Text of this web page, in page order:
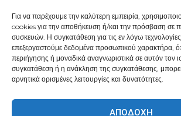
Για να παρέχουμε την καλύτερη εμπειρία,
cookies για την αποθήκευση ή/και την πρόσβαση σε
συσκευών. Η συγκατάθεση για τις εν λόγω
επεξεργαστούμε δεδομένα προσωπικού χαρακτήρα,
περιήγησης ή μοναδικά αναγνωριστικά σε αυτόν τον
συγκατάθεση ή η ανάκληση της συγκατάθεσης,
αρνητικά ορισμένες λειτουργίες και δυνατότητες.
ΑΠΟΔΟΧΉ
info@gowithraw.gr
24310 35062
Δευ. - Παρ. 08:00 - 20:00